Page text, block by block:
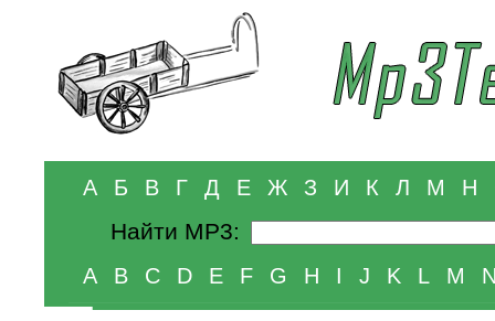
А Б В Г Д Е Ж З И К Л М Н
Найти MP3:
A B C D E F G H I J K L M